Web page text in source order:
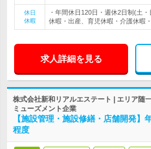
休日
休暇
・年間休日120日・週休2日制(土
休暇・出産、育児休暇・介護休暇
求人詳細を見る
株式会社新和リアルエステート | エリア随
ミューズメント企業
【施設管理・施設修繕・店舗開発
程度